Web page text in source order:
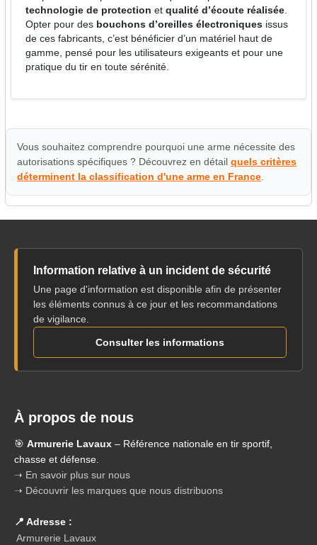
technologie de protection etqualité d’écoute réalisée
Opter pour des bouchons d’oreilles électroniques issus
de ces fabricants, c’est bénéficier d’un matériel haut de
gamme, pensé pour les utilisateurs exigeants et pour une
pratique du tir en toute sérénité.
Vous souhaitez comprendre pourquoi une arme nécessite des
autorisations spécifiques ? Découvrez en détailquels critères
déterminent la classification d'une arme en France
Information relative à un incident de sécurité
Une page d'information est disponible afin de présenter
les éléments connus à ce jour et les recommandations
de vigilance.
Consulter les informations
À propos de nous
🎯 Armurerie Lavaux – Référence nationale en tir sportif,
chasse et défense.
➝ En savoir plus sur nous
➝ Découvrir les marques que nous distribuons
📍 Adresse :
Armurerie Lavaux